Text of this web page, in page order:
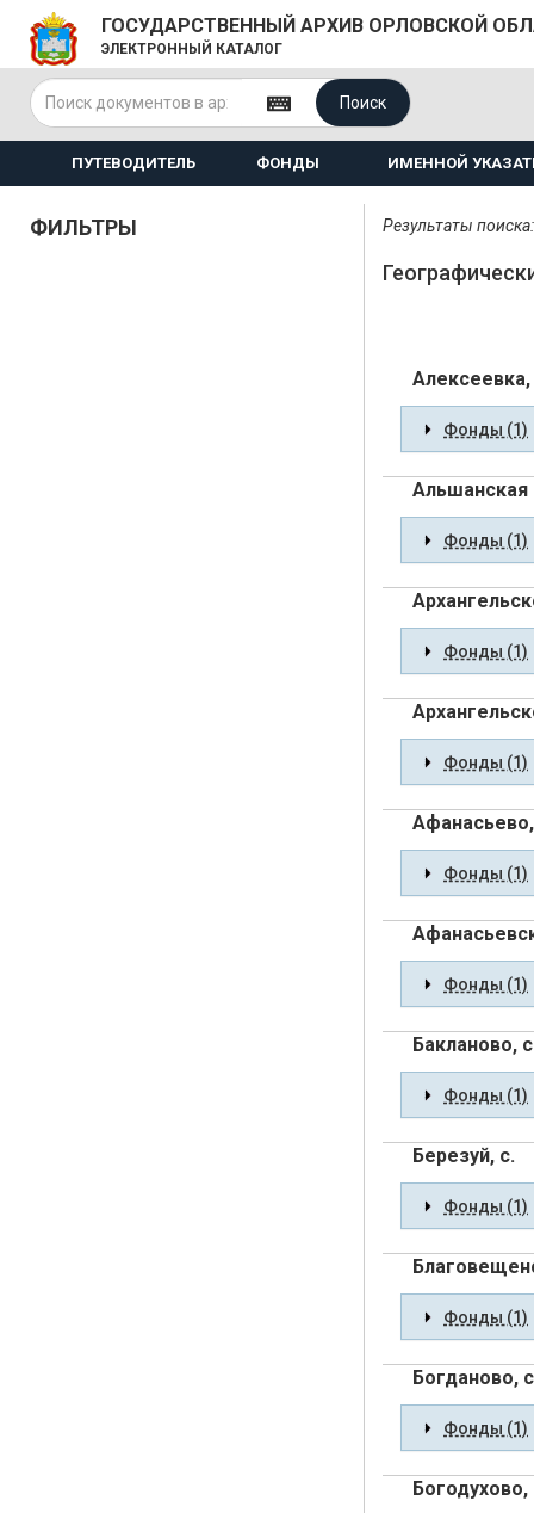
ГОСУДАРСТВЕННЫЙ АРХИВ ОРЛОВСКОЙ
ЭЛЕКТРОННЫЙ КАТАЛОГ
Поиск
ПУТЕВОДИТЕЛЬ ФОНДЫ ИМЕННОЙ
ФИЛЬТРЫ Результаты
Алексеевка,
Фонды (1)
Альшанская
Фонды (1)
Фонды (1)
Фонды (1)
Фонды (1)
Фонды (1)
Бакланово,
Фонды (1)
Березуй, с.
Фонды (1)
Фонды (1)
Богданово,
Фонды (1)
Богодухово,